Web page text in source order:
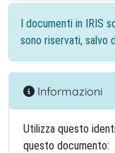
I documenti in IRIS
sono riservati, salvo
Informazioni
Utilizza questo
questo documento: